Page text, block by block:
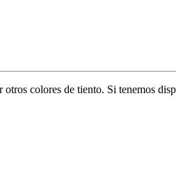
colores de tiento. Si tenemos